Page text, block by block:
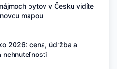
bytov v Česku vidíte
mapou
2026: cena, údržba a
nehnuteľnosti